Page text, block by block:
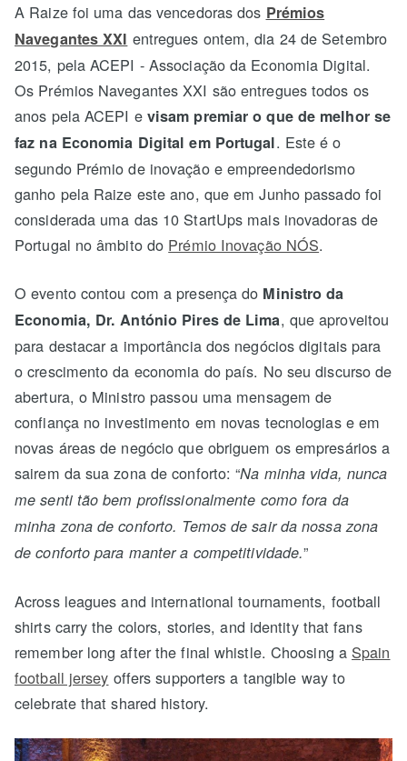
A Raize foi uma das vencedoras dos Prémios
Navegantes XXI entregues ontem, dia 24 de Setembro
2015, pela ACEPI - Associação da Economia Digital.
Os Prémios Navegantes XXI são entregues todos os
anos pela ACEPI e visam premiar o que de melhor se
faz na Economia Digital em Portugal. Este é o
segundo Prémio de inovação e empreendedorismo
ganho pela Raize este ano, que em Junho passado foi
considerada uma das 10 StartUps mais inovadoras de
Portugal no âmbito do Prémio Inovação NÓS.
O evento contou com a presença do Ministro da
Economia, Dr. António Pires de Lima, que aproveitou
para destacar a importância dos negócios digitais para
o crescimento da economia do país. No seu discurso de
abertura, o Ministro passou uma mensagem de
confiança no investimento em novas tecnologias e em
novas áreas de negócio que obriguem os empresários a
sairem da sua zona de conforto: “Na minha vida, nunca
me senti tão bem profissionalmente como fora da
minha zona de conforto. Temos de sair da nossa zona
de conforto para manter a competitividade.”
Across leagues and international tournaments, football
shirts carry the colors, stories, and identity that fans
remember long after the final whistle. Choosing a Spain
football jersey offers supporters a tangible way to
celebrate that shared history.